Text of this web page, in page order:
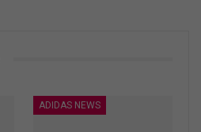
ADIDAS NEWS